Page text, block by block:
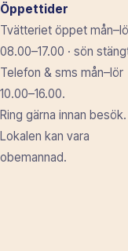
Öppettider
Tvätteriet öppet
08.00–17.00 · sön
Telefon & sms mån–lör
10.00–16.00.
Ring gärna innan besök.
Lokalen kan vara
obemannad.